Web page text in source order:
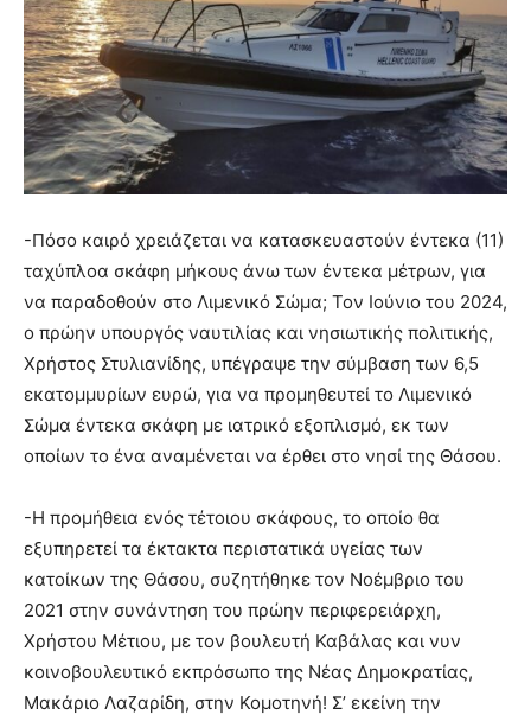
-Πόσο καιρό χρειάζεται να κατασκευαστούν έντεκα (11)
ταχύπλοα σκάφη μήκους άνω των έντεκα μέτρων, για
να παραδοθούν στο Λιμενικό Σώμα; Τον Ιούνιο του 2024,
ο πρώην υπουργός ναυτιλίας και νησιωτικής πολιτικής,
Χρήστος Στυλιανίδης, υπέγραψε την σύμβαση των 6,5
εκατομμυρίων ευρώ, για να προμηθευτεί το Λιμενικό
Σώμα έντεκα σκάφη με ιατρικό εξοπλισμό, εκ των
οποίων το ένα αναμένεται να έρθει στο νησί της Θάσου.
-Η προμήθεια ενός τέτοιου σκάφους, το οποίο θα
εξυπηρετεί τα έκτακτα περιστατικά υγείας των
κατοίκων της Θάσου, συζητήθηκε τον Νοέμβριο του
2021 στην συνάντηση του πρώην περιφερειάρχη,
Χρήστου Μέτιου, με τον βουλευτή Καβάλας και νυν
κοινοβουλευτικό εκπρόσωπο της Νέας Δημοκρατίας,
Μακάριο Λαζαρίδη, στην Κομοτηνή! Σ’ εκείνη την